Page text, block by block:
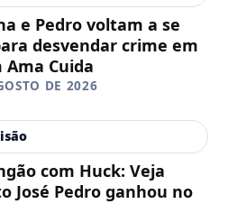
e Pedro voltam a se
desvendar crime em
Ama Cuida
DE 2026
com Huck: Veja
José Pedro ganhou no